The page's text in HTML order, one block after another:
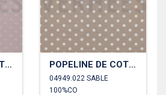
POPELINE DE COTON POINTS POPELINE DE COTON POINTS
04949.022 SABLE
100%CO